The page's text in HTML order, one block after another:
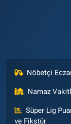
Nöbetçi
Namaz
Süper Lig
ve Fikstür